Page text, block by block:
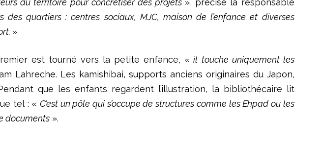
du territoire pour concrétiser des projets », précise la responsable
quartiers : centres sociaux, MJC, maison de l’enfance et diverses
»
est tourné vers la petite enfance, « il touche uniquement les
Lahreche. Les kamishibai, supports anciens originaires du Japon,
que les enfants regardent l’illustration, la bibliothécaire lit
tel : « C’est un pôle qui s’occupe de structures comme les Ehpad ou les
documents ».